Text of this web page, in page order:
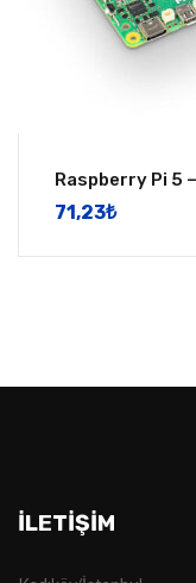
Raspberry Pi 5
71,23​₺
İLETIŞIM